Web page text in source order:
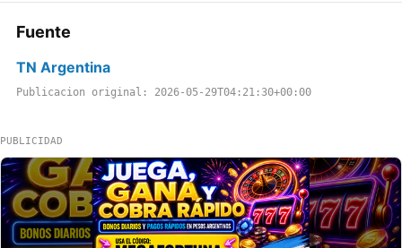
Fuente
TN Argentina
Publicacion original: 2026-05-29T04:21:30+00:00
PUBLICIDAD